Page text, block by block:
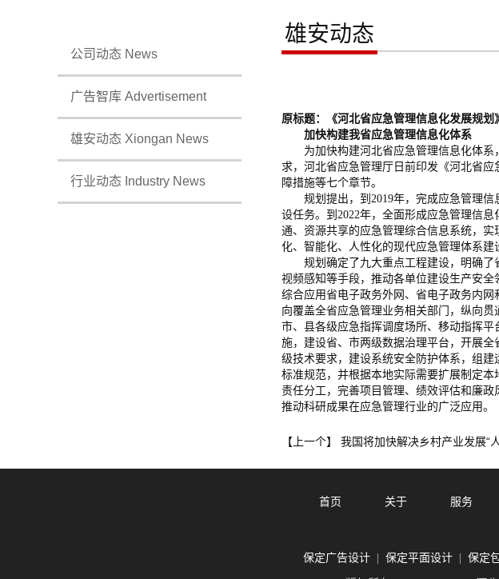
公司动态 News
广告智库 Advertisement
雄安动态 Xiongan News
行业动态 Industry News
雄安动态
原标题：《河北省应急管理信息化发展规划
加快构建我省应急管理信息化体系
为加快构建河北省应急管理信息化体系
求，河北省应急管理厅日前印发《河北省
障措施等七个章节。
规划提出，到2019年，完成应急管理信
设任务。到2022年，全面形成应急管理信
通、资源共享的应急管理综合信息系统，
化、智能化、人性化的现代应急管理体系建
规划确定了九大重点工程建设，明确了
视频感知等手段，推动各单位建设生产安
综合应用省电子政务外网、省电子政务内
向覆盖全省应急管理业务相关部门，纵向
市、县各级应急指挥调度场所、移动指挥
施，建设省、市两级数据治理平台，开展
级技术要求，建设系统安全防护体系，组
标准规范，并根据本地实际需要扩展制定
责任分工，完善项目管理、绩效评估和廉
推动科研成果在应急管理行业的广泛应用。
【上一个】 我国将加快解决乡村产业发展“
首页 关于 服务
保定广告设计| 保定平面设计| 保定